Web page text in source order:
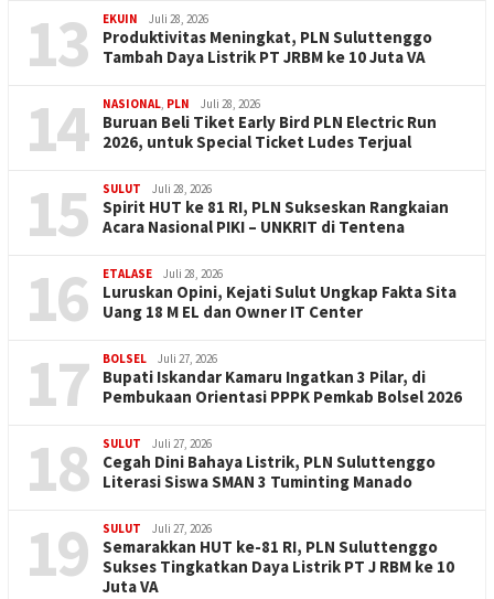
13 EKUIN Juli 28, 2026
Produktivitas Meningkat, PLN Suluttenggo
Tambah Daya Listrik PT JRBM ke 10 Juta VA
14 NASIONAL, PLN Juli 28, 2026
Buruan Beli Tiket Early Bird PLN Electric Run
2026, untuk Special Ticket Ludes Terjual
15 SULUT Juli 28, 2026
Spirit HUT ke 81 RI, PLN Sukseskan Rangkaian
Acara Nasional PIKI – UNKRIT di Tentena
16 ETALASE Juli 28, 2026
Luruskan Opini, Kejati Sulut Ungkap Fakta Sita
Uang 18 M EL dan Owner IT Center
17 BOLSEL Juli 27, 2026
Bupati Iskandar Kamaru Ingatkan 3 Pilar, di
Pembukaan Orientasi PPPK Pemkab Bolsel 2026
18 SULUT Juli 27, 2026
Cegah Dini Bahaya Listrik, PLN Suluttenggo
Literasi Siswa SMAN 3 Tuminting Manado
19 SULUT Juli 27, 2026
Semarakkan HUT ke-81 RI, PLN Suluttenggo
Sukses Tingkatkan Daya Listrik PT J RBM ke 10
Juta VA